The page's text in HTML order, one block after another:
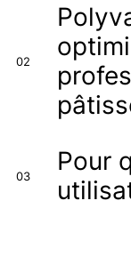
02
03
Pour